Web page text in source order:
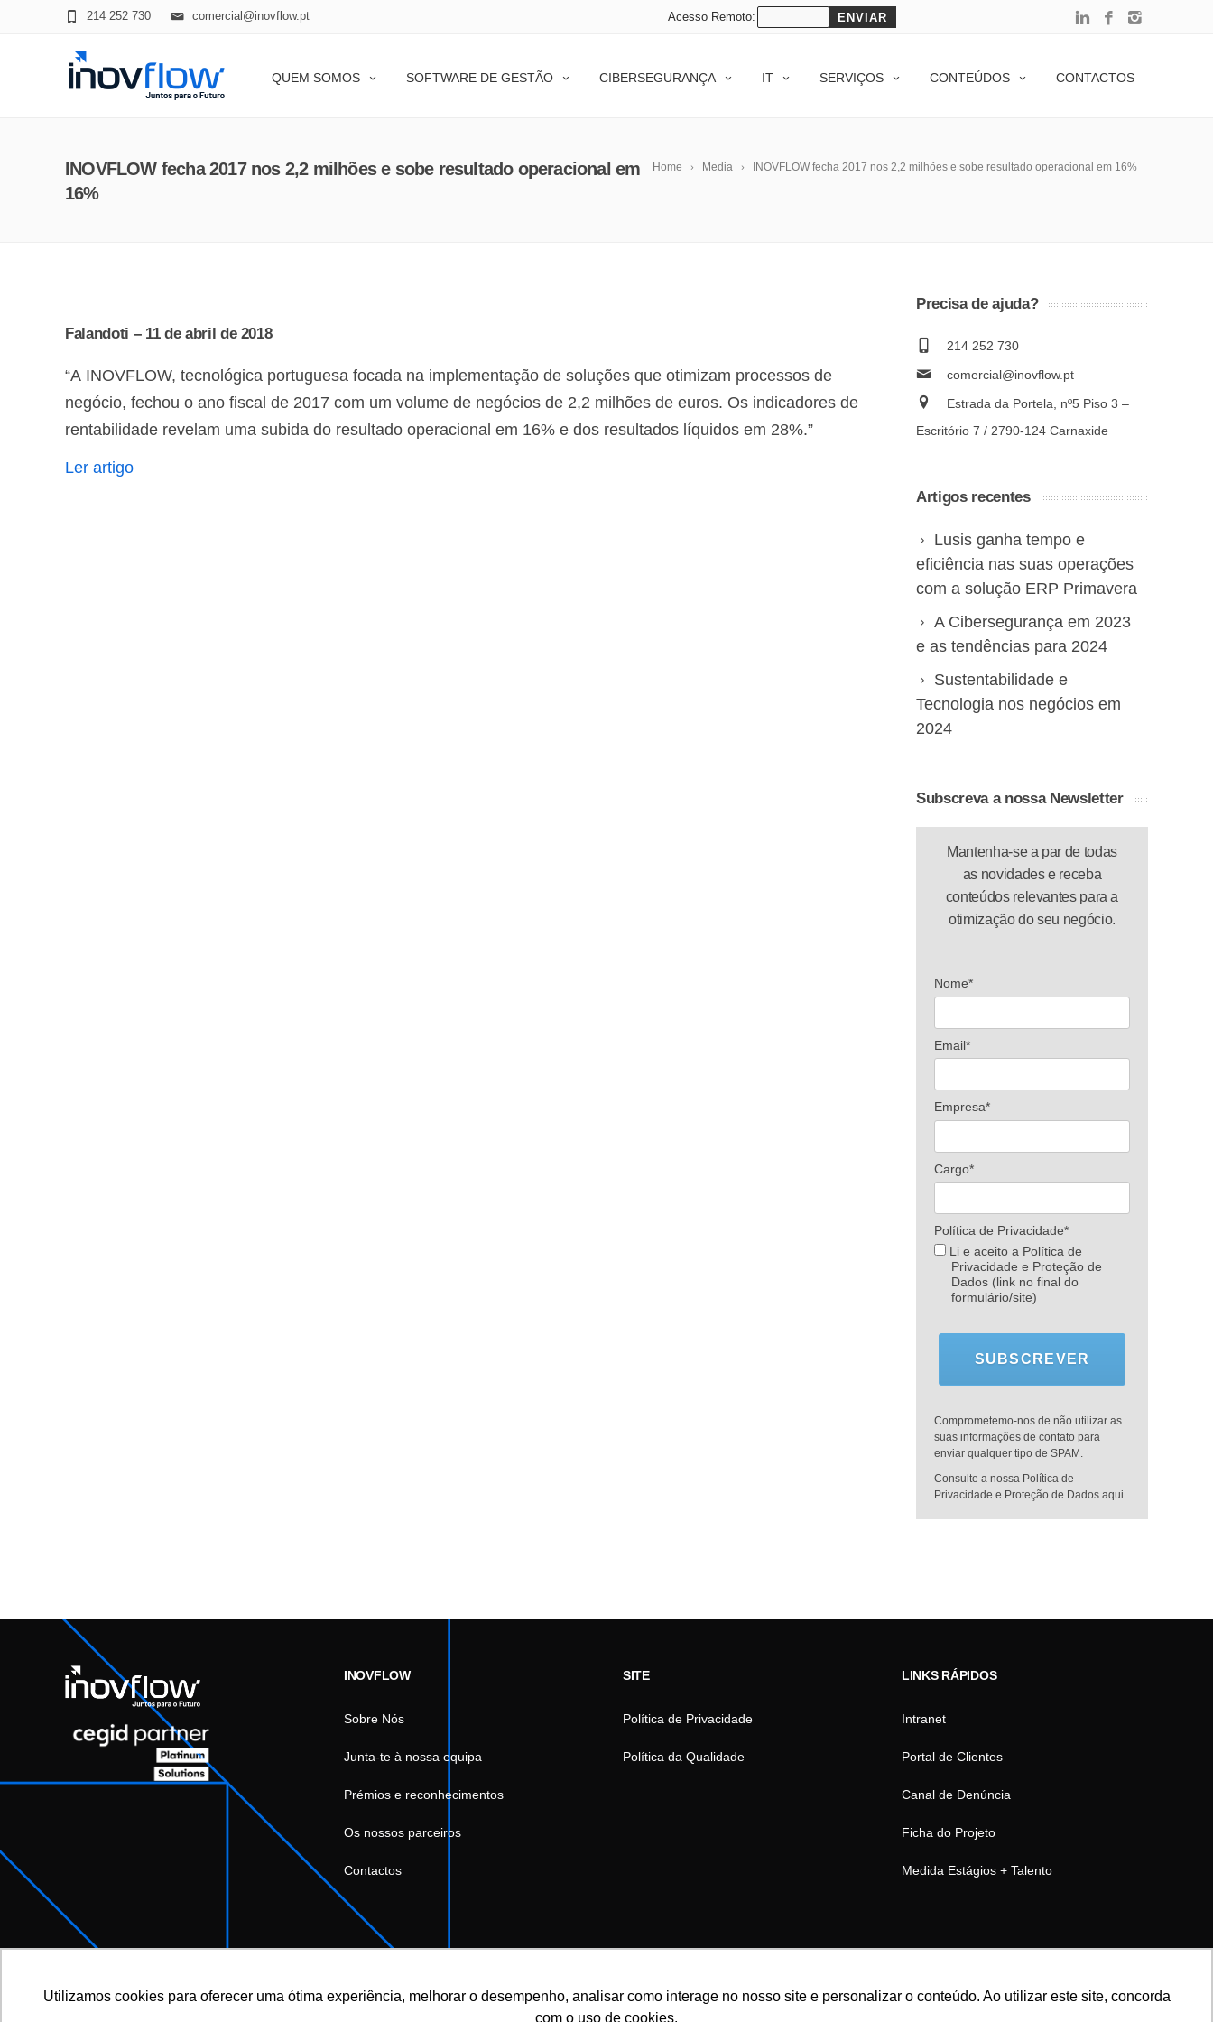
Utilizamos cookies para oferecer uma ótima experiência, melhorar o desempenho, analisar como interage no nosso site e personalizar o conteúdo. Ao utilizar este site, concorda
com o uso de cookies.
comercial@inovflow.pt
214 252 730 Acesso Remoto:
QUEM SOMOS SOFTWARE DE GESTÃO CIBERSEGURANÇA IT SERVIÇOS CONTEÚDOS CONTACTOS
Home Media INOVFLOW fecha 2017 nos 2,2 milhões e sobe resultado operacional em 16%
INOVFLOW fecha 2017 nos 2,2 milhões e sobe resultado operacional em
16%
Falandoti – 11 de abril de 2018
“A INOVFLOW, tecnológica portuguesa focada na implementação de soluções que otimizam processos de
negócio, fechou o ano fiscal de 2017 com um volume de negócios de 2,2 milhões de euros. Os indicadores de
rentabilidade revelam uma subida do resultado operacional em 16% e dos resultados líquidos em 28%.”
Ler artigo
Precisa de ajuda?
214 252 730
comercial@inovflow.pt
Estrada da Portela, nº5 Piso 3 –
Escritório 7 / 2790-124 Carnaxide
Artigos recentes
Lusis ganha tempo e
eficiência nas suas operações
com a solução ERP Primavera
A Cibersegurança em 2023
e as tendências para 2024
Sustentabilidade e
Tecnologia nos negócios em
2024
Subscreva a nossa Newsletter
Mantenha-se a par de todas
as novidades e receba
conteúdos relevantes para a
otimização do seu negócio.
Nome*
Email*
Empresa*
Cargo*
Política de Privacidade*
Li e aceito a Política de
Privacidade e Proteção de
Dados (link no final do
formulário/site)
SUBSCREVER
Comprometemo-nos de não utilizar as
suas informações de contato para
enviar qualquer tipo de SPAM.
Consulte a nossa Política de
Privacidade e Proteção de Dados aqui
INOVFLOW
Sobre Nós
Junta-te à nossa equipa
Prémios e reconhecimentos
Os nossos parceiros
Contactos
SITE
Política de Privacidade
Política da Qualidade
LINKS RÁPIDOS
Intranet
Portal de Clientes
Canal de Denúncia
Ficha do Projeto
Medida Estágios + Talento
modal-check